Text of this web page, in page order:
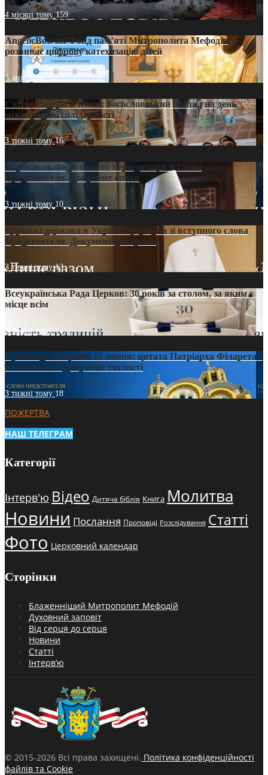
4 місяці тому159
AngelicBot: як Фонд пам’яті Митрополита Мефодія
розвиває цифрову катехизацію дітей
5 днів тому9
Світові лідери в Києві: богословський погляд на день
міжнародної солідарності
3 тижні тому16
35 років свободи совісті: періодизація зі слова
Предстоятеля. Документ епохи
3 тижні тому 10
Церква і держава в Україні: формула зі вступного слова
Предстоятеля. Документ доктрини
3 тижні тому13
Всеукраїнська Рада Церков: 30 років за столом, за яким є
місце всім
3 тижні тому12
Проповідь Епіфанія 15 липня: цитата Патріарха Філарета з
його амвона. Документ тяглості
3 тижні тому18
ПОЖЕРТВА
НАШ ТЕЛЕГРАМ
Категорії
Інтерв'ю Відео Дитяча біблія Книга Молитва
Новини Послання Проповіді Розслідування Статті
Фото Церковний календар
Сторінки
Блаженніший Митрополит Мефодій
Духовний заповіт
Від серця до серця
Новини
Статті
Інтерв’ю
© 2015-2026 Всі права захищені. Політика конфіденційності
файлів та Cookie